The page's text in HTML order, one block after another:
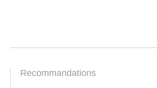
Recommandations